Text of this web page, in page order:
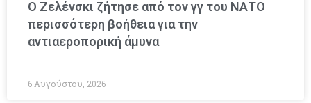
Ο Ζελένσκι ζήτησε από τον γγ του ΝΑΤΟ
περισσότερη βοήθεια για την
αντιαεροπορική άμυνα
6 Αυγούστου, 2026